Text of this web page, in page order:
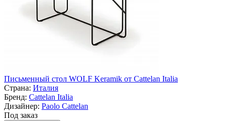
Письменный стол WOLF Keramik от Cattelan Italia
Страна: Италия
Бренд: Cattelan Italia
Дизайнер: Paolo Cattelan
Под заказ